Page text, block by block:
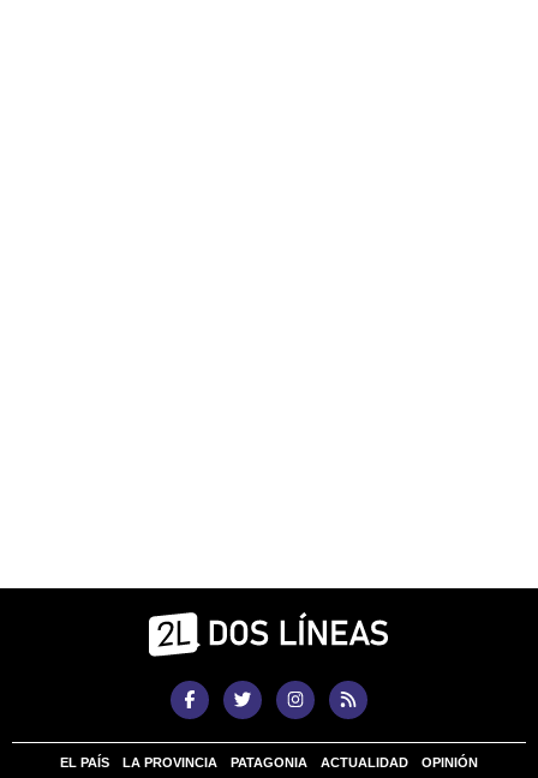
EL PAÍS LA PROVINCIA PATAGONIA ACTUALIDAD OPINIÓN